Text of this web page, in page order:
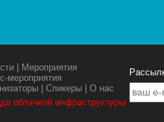
| Мероприятия
мероприятия
|Спикеры |О нас
облачной инфраструктуры